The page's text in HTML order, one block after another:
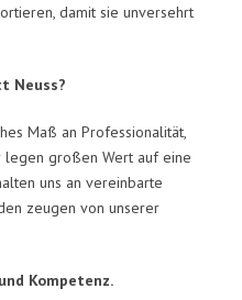
damit sie unversehrt
Neuss?
Maß an Professionalität,
legen großen Wert auf eine
uns an vereinbarte
zeugen von unserer
Kompetenz.